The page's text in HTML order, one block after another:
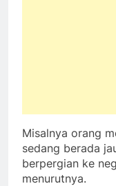
Misalnya orang
sedang berada
berpergian ke
menurutnya.